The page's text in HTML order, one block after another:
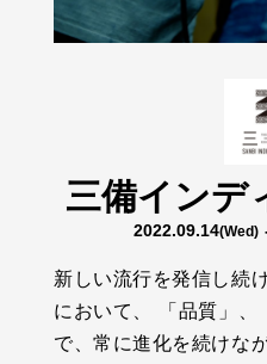
三備インデ
2022.09.14(Wed)-
新しい流行を発信し続
において、 「品質」、
で、常に進化を続けな